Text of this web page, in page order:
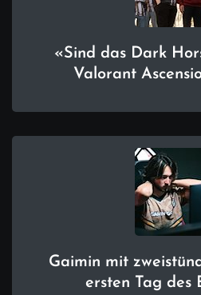
«Sind das Dark
Valorant
Gaimin mit
ersten Tag des